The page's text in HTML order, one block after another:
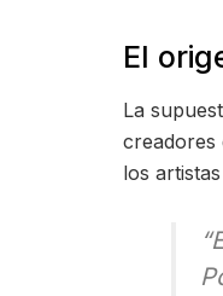
El
La
creadores
los